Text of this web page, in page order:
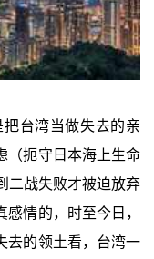
台湾当做失去的亲
（扼守日本海上生命
二战失败才被迫放弃
情的，时至今日，
去的领土看，台湾一